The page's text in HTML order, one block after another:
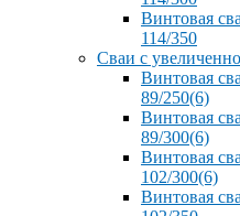
Винтовая
114/350
Сваи с
Винтовая
89/250(6)
Винтовая
89/300(6)
Винтовая
102/300(6)
Винтовая